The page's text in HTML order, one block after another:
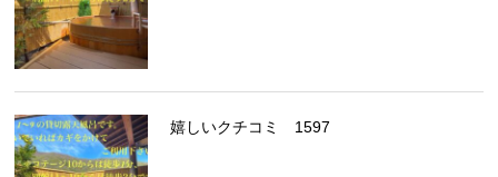
嬉しいクチコミ 1597